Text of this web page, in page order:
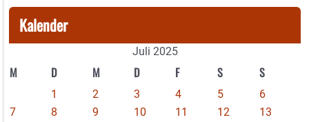
Kalender
Juli 2025
M D M D F S S
1 2 3 4 5
6
7
8 9 10 11 12 13